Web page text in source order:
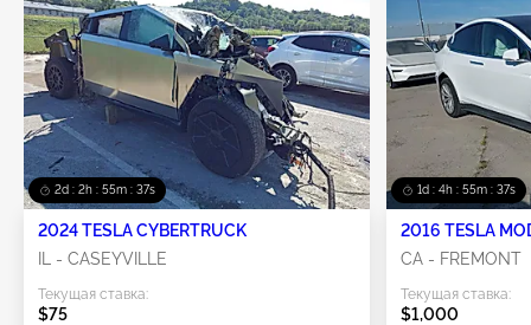
2d : 2h : 55m : 36s
2024 TESLA CYBERTRUCK
IL - CASEYVILLE
Текущая ставка:
$75
1d : 4h : 55m : 36s
2016 TESLA
CA - FREMONT
Текущая ставка:
$1,000